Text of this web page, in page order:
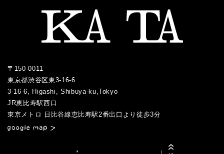
2021.01
2020.01
2019.01
2018.04
2018.03
2017.06
2017.05
2017.04
2017.01
2016.04
2016.03
2016.02
2015.08
2015.07
〒150-0011
東京都渋谷区東3-16-6
3-16-6, Higashi, Shibuya-ku,Tokyo
JR恵比寿駅西口
／
東京メトロ 日比谷線恵比寿駅2番出口より徒歩3分